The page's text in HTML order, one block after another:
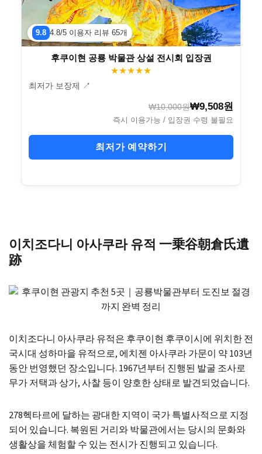
9.8 4.8/5 이용자 리뷰 65개
후쿠이현 공룡 박물관 상설 전시회 입장권
★★★★★
최저가 보장제 ↗
₩10,000원₩9,508원
즉시 이용가능 / 입장권 수령 불필요
최저가 예약하기
이치조다니 아사쿠라 유적 一乗谷朝倉氏遺
跡
이치조다니 아사쿠라 유적은 후쿠이현 후쿠이시에 위치한 전
국시대 성하마을 유적으로, 에치젠 아사쿠라 가문이 약 103년
동안 번영했던 장소입니다. 1967년부터 진행된 발굴 조사로
무가 저택과 상가, 사찰 등이 양호한 상태로 발견되었습니다.
278헥타르에 달하는 광대한 지역이 국가 특별사적으로 지정
되어 있습니다. 복원된 거리와 박물관에서는 당시의 문화와
생활상을 체험할 수 있는 전시가 진행되고 있습니다.